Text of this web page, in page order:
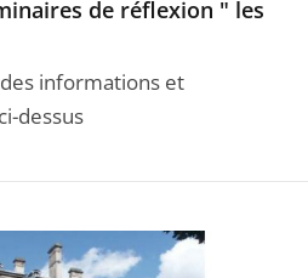
de réflexion " les
informations et
dessus